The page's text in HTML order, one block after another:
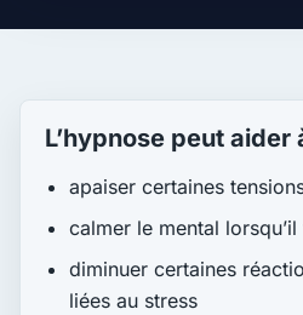
L’hypnose peut aider
apaiser certaines
calmer le mental
diminuer certaines
liées au stress